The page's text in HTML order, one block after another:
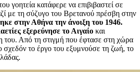
γοητεία κατάφερε να επιβιβαστεί σε
με τη σύζυγο του Βρετανού πρέσβη στην
στην Αθήνα την άνοιξη του 1946.
εξερεύνησε το Αιγαίο και
του. Από τη στιγμή που έφτασε στη χώρα
σχεδόν το έργο του εξυμνούσε τη ζωή, το